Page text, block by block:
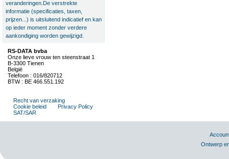
veranderingen.De verstrekte
informatie (specificaties, taxen,
prijzen...) is uitsluitend indicatief en kan
op ieder moment zonder verdere
aankondiging worden gewijzigd.
RS-DATA bvba
Onze lieve vrouw ten steenstraat 1
B-3300 Tienen
België
Telefoon : 016/820712
BTW : BE 466.551.192
Recht van verzaking
Cookie beleid
Privacy Policy
SAT/SAR
Ontwerp